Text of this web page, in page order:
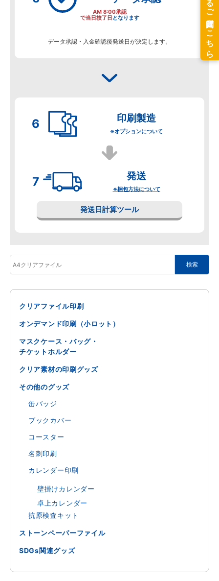
AM 8:00承認
で当日校了日 となります
データ承認・入金確認後発送日が決定します。
印刷製造
※オプションについて
発送
※梱包方法について
発送日計算ツール
クリアファイル印刷
オンデマンド印刷（小ロット）
マスクケース・バッグ・
チケットホルダー
クリア素材の印刷グッズ
その他のグッズ
缶バッジ
ブックカバー
コースター
名刺印刷
カレンダー印刷
壁掛けカレンダー
卓上カレンダー
抗原検査キット
ストーンペーパーファイル
SDGs関連グッズ